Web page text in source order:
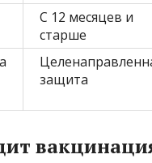
С 12 месяцев и
старше
защита